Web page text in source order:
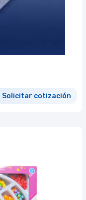
Solicitar cotización